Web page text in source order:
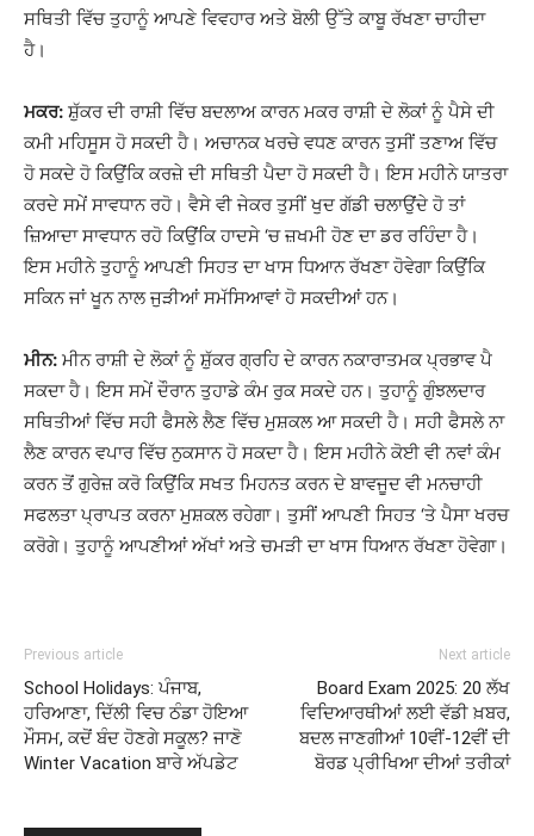
ਸਥਿਤੀ ਵਿੱਚ ਤੁਹਾਨੂੰ ਆਪਣੇ ਵਿਵਹਾਰ ਅਤੇ ਬੋਲੀ ਉੱਤੇ ਕਾਬੂ ਰੱਖਣਾ ਚਾਹੀਦਾ
ਹੈ।
ਮਕਰ: ਸ਼ੁੱਕਰ ਦੀ ਰਾਸ਼ੀ ਵਿੱਚ ਬਦਲਾਅ ਕਾਰਨ ਮਕਰ ਰਾਸ਼ੀ ਦੇ ਲੋਕਾਂ ਨੂੰ ਪੈਸੇ ਦੀ
ਕਮੀ ਮਹਿਸੂਸ ਹੋ ਸਕਦੀ ਹੈ। ਅਚਾਨਕ ਖਰਚੇ ਵਧਣ ਕਾਰਨ ਤੁਸੀਂ ਤਣਾਅ ਵਿੱਚ
ਹੋ ਸਕਦੇ ਹੋ ਕਿਉਂਕਿ ਕਰਜ਼ੇ ਦੀ ਸਥਿਤੀ ਪੈਦਾ ਹੋ ਸਕਦੀ ਹੈ। ਇਸ ਮਹੀਨੇ ਯਾਤਰਾ
ਕਰਦੇ ਸਮੇਂ ਸਾਵਧਾਨ ਰਹੋ। ਵੈਸੇ ਵੀ ਜੇਕਰ ਤੁਸੀਂ ਖੁਦ ਗੱਡੀ ਚਲਾਉਂਦੇ ਹੋ ਤਾਂ
ਜ਼ਿਆਦਾ ਸਾਵਧਾਨ ਰਹੋ ਕਿਉਂਕਿ ਹਾਦਸੇ ‘ਚ ਜ਼ਖਮੀ ਹੋਣ ਦਾ ਡਰ ਰਹਿੰਦਾ ਹੈ।
ਇਸ ਮਹੀਨੇ ਤੁਹਾਨੂੰ ਆਪਣੀ ਸਿਹਤ ਦਾ ਖਾਸ ਧਿਆਨ ਰੱਖਣਾ ਹੋਵੇਗਾ ਕਿਉਂਕਿ
ਸਕਿਨ ਜਾਂ ਖੂਨ ਨਾਲ ਜੁੜੀਆਂ ਸਮੱਸਿਆਵਾਂ ਹੋ ਸਕਦੀਆਂ ਹਨ।
ਮੀਨ: ਮੀਨ ਰਾਸ਼ੀ ਦੇ ਲੋਕਾਂ ਨੂੰ ਸ਼ੁੱਕਰ ਗ੍ਰਹਿ ਦੇ ਕਾਰਨ ਨਕਾਰਾਤਮਕ ਪ੍ਰਭਾਵ ਪੈ
ਸਕਦਾ ਹੈ। ਇਸ ਸਮੇਂ ਦੌਰਾਨ ਤੁਹਾਡੇ ਕੰਮ ਰੁਕ ਸਕਦੇ ਹਨ। ਤੁਹਾਨੂੰ ਗੁੰਝਲਦਾਰ
ਸਥਿਤੀਆਂ ਵਿੱਚ ਸਹੀ ਫੈਸਲੇ ਲੈਣ ਵਿੱਚ ਮੁਸ਼ਕਲ ਆ ਸਕਦੀ ਹੈ। ਸਹੀ ਫੈਸਲੇ ਨਾ
ਲੈਣ ਕਾਰਨ ਵਪਾਰ ਵਿੱਚ ਨੁਕਸਾਨ ਹੋ ਸਕਦਾ ਹੈ। ਇਸ ਮਹੀਨੇ ਕੋਈ ਵੀ ਨਵਾਂ ਕੰਮ
ਕਰਨ ਤੋਂ ਗੁਰੇਜ਼ ਕਰੋ ਕਿਉਂਕਿ ਸਖਤ ਮਿਹਨਤ ਕਰਨ ਦੇ ਬਾਵਜੂਦ ਵੀ ਮਨਚਾਹੀ
ਸਫਲਤਾ ਪ੍ਰਾਪਤ ਕਰਨਾ ਮੁਸ਼ਕਲ ਰਹੇਗਾ। ਤੁਸੀਂ ਆਪਣੀ ਸਿਹਤ ‘ਤੇ ਪੈਸਾ ਖਰਚ
ਕਰੋਗੇ। ਤੁਹਾਨੂੰ ਆਪਣੀਆਂ ਅੱਖਾਂ ਅਤੇ ਚਮੜੀ ਦਾ ਖਾਸ ਧਿਆਨ ਰੱਖਣਾ ਹੋਵੇਗਾ।
Previous article
School Holidays: ਪੰਜਾਬ,
ਹਰਿਆਣਾ, ਦਿੱਲੀ ਵਿਚ ਠੰਡਾ ਹੋਇਆ
ਮੌਸਮ, ਕਦੋਂ ਬੰਦ ਹੋਣਗੇ ਸਕੂਲ? ਜਾਣੋ
Winter Vacation ਬਾਰੇ ਅੱਪਡੇਟ
Next article
Board Exam 2025: 20 ਲੱਖ
ਵਿਦਿਆਰਥੀਆਂ ਲਈ ਵੱਡੀ ਖ਼ਬਰ,
ਬਦਲ ਜਾਣਗੀਆਂ 10ਵੀਂ-12ਵੀਂ ਦੀ
ਬੋਰਡ ਪ੍ਰੀਖਿਆ ਦੀਆਂ ਤਰੀਕਾਂ